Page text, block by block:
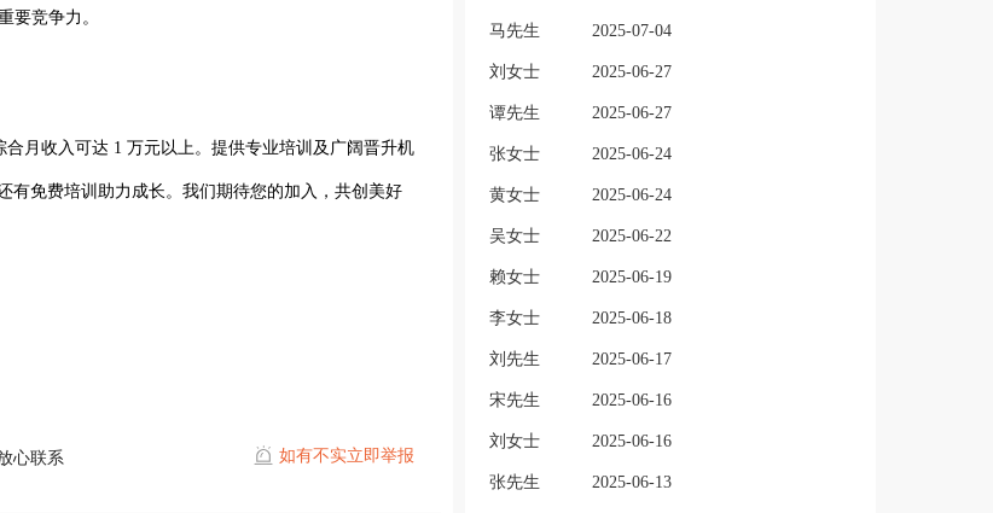
要竞争力。
月收入可达 1 万元以上。提供专业培训及广阔晋升机
有免费培训助力成长。我们期待您的加入，共创美好
心联系 如有不实立即举报
马先生 2025-07-04
刘女士 2025-06-27
谭先生 2025-06-27
张女士 2025-06-24
黄女士 2025-06-24
吴女士 2025-06-22
赖女士 2025-06-19
李女士 2025-06-18
刘先生 2025-06-17
宋先生 2025-06-16
刘女士 2025-06-16
张先生 2025-06-13